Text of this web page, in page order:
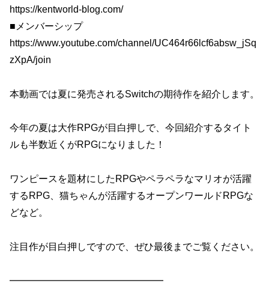
https://kentworld-blog.com/
■メンバーシップ
https://www.youtube.com/channel/UC464r66lcf6absw_jSq
zXpA/join
本動画では夏に発売されるSwitchの期待作を紹介します。
今年の夏は大作RPGが目白押しで、今回紹介するタイト
ルも半数近くがRPGになりました！
ワンピースを題材にしたRPGやペラペラなマリオが活躍
するRPG、猫ちゃんが活躍するオープンワールドRPGな
どなど。
注目作が目白押しですので、ぜひ最後までご覧ください。
━━━━━━━━━━━━━━━━